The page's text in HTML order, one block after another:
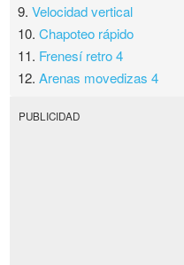
9.Velocidad vertical
10.Chapoteo rápido
11. Frenesí retro 4
12.Arenas movedizas 4
PUBLICIDAD